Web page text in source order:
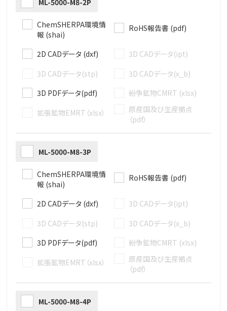
ChemSHERPA環境情
報 (shai)
RoHS報告書 (pdf)
2D CADデータ (dxf)
3D CADデータ(ipt)
3D CADデータ(stp)
3D CADデータ(x_b)
3D PDFデータ(pdf)
紛争鉱物CMRT (xlsx)
拡張鉱物EMRT（xlsx）
原産国及び生産拠点
（pdf）
ML-5000-M8-3P
ChemSHERPA環境情
報 (shai)
RoHS報告書 (pdf)
2D CADデータ (dxf)
3D CADデータ(ipt)
3D CADデータ(stp)
3D CADデータ(x_b)
3D PDFデータ(pdf)
紛争鉱物CMRT (xlsx)
拡張鉱物EMRT（xlsx）
原産国及び生産拠点
（pdf）
ML-5000-M8-4P